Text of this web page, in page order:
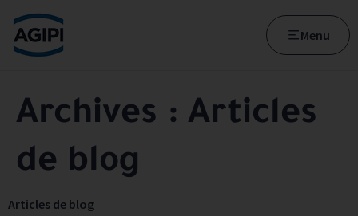
Accès au menu
Accès au contenu principal
Menu
Archives : Articles
de blog
Articles de blog